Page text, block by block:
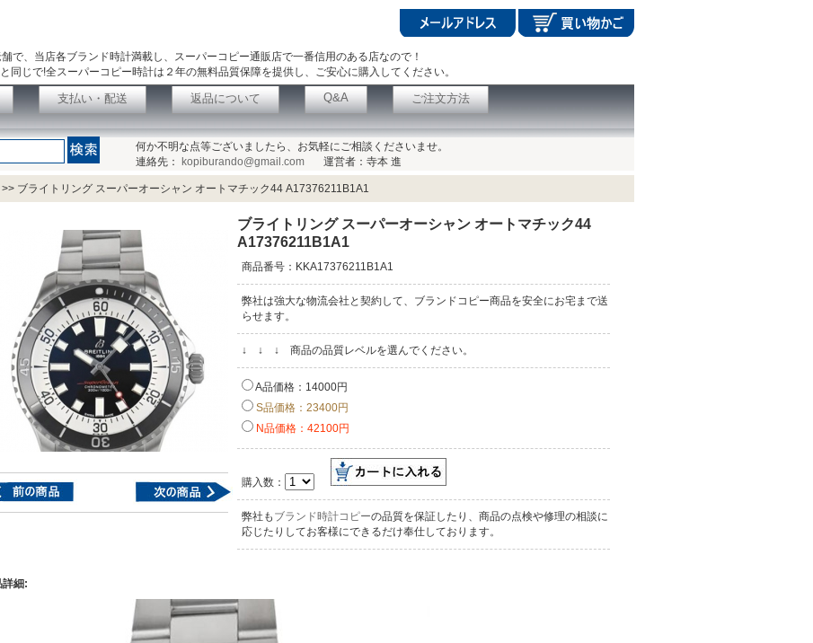
で、当店各ブランド時計満載し、スーパーコピー通販店で一番信用のある店なので！
同じで!全スーパーコピー時計は２年の無料品質保障を提供し、ご安心に購入してください。
支払い・配送 返品について Q&A ご注文方法
何か不明な点等ございましたら、お気軽にご相談くださいませ。
連絡先：
kopiburando@gmail.com 運営者：寺本 進
>> ブライトリング スーパーオーシャン オートマチック44 A17376211B1A1
ブライトリング スーパーオーシャン オートマチック44
A17376211B1A1
商品番号：KKA17376211B1A1
弊社は強大な物流会社と契約して、ブランドコピー商品を安全にお宅まで送
らせます。
↓ ↓ ↓ 商品の品質レベルを選んでください。
A品価格：14000円
S品価格：23400円
N品価格：42100円
購入数：
弊社も ブランド時計コピーの品質を保証したり、商品の点検や修理の相談に
応じたりしてお客様にできるだけ奉仕しております。
詳細: